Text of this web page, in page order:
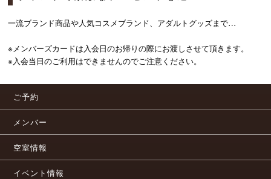
一流ブランド商品や人気コスメブランド、アダルトグッズまで…
※メンバーズカードは入会日のお帰りの際にお渡しさせて頂きます。
※入会当日のご利用はできませんのでご注意ください。
ご予約
メンバー
空室情報
イベント情報